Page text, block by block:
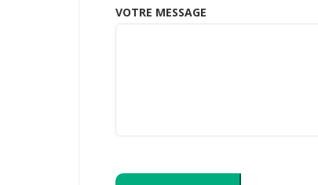
VOTRE MESSAGE